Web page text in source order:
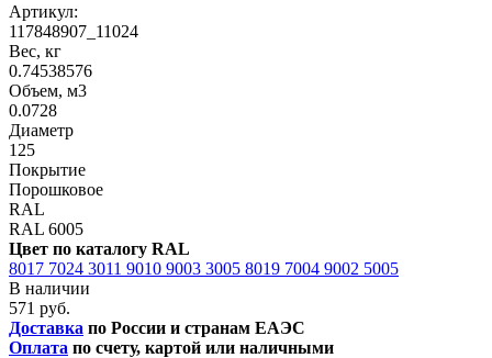
Артикул:
117848907_11024
Вес, кг
0.74538576
Объем, м3
0.0728
Диаметр
125
Покрытие
Порошковое
RAL
RAL 6005
Цвет по каталогу RAL
8017 7024 3011 9010 9003 3005 8019 7004 9002 5005
В наличии
571 руб.
Доставка по России и странам ЕАЭС
Оплата по счету, картой или наличными